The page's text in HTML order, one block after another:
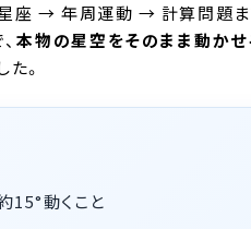
座 → 年周運動 → 計算問題ま
本物の星空をそのまま動か
。
15°動くこと